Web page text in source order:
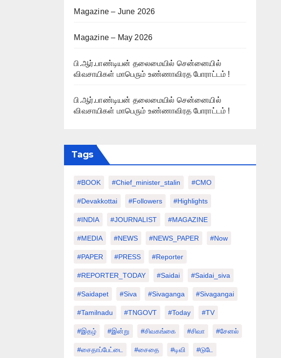
Magazine – June 2026
Magazine – May 2026
பி.ஆர்.பாண்டியன் தலைமையில் சென்னையில்
விவசாயிகள் மாபெரும் உண்ணாவிரத போராட்டம் !
பி.ஆர்.பாண்டியன் தலைமையில் சென்னையில்
விவசாயிகள் மாபெரும் உண்ணாவிரத போராட்டம் !
Tags
#BOOK #chief_minister_stalin #CMO
#devakkottai #followers #highlights
#INDIA #JOURNALIST #MAGAZINE
#MEDIA #NEWS #NEWS_PAPER #Now
#PAPER #PRESS #Reporter
#REPORTER_TODAY #saidai #saidai_siva
#saidapet #Siva #Sivaganga #sivagangai
#tamilnadu #TNGOVT #today #TV
#இதழ் #இன்று #சிவகங்கை #சிவா #சேனல்
#சைதாப்பேட்டை #சைதை #டிவி #டுடே